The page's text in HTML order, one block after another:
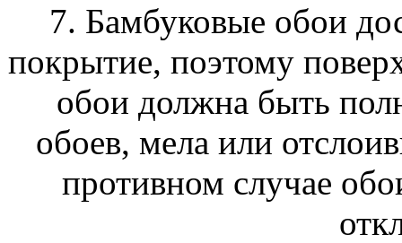
7. Бамбуковые обои
покрытие, поэтому
обои должна быть
обоев, мела или
противном случае